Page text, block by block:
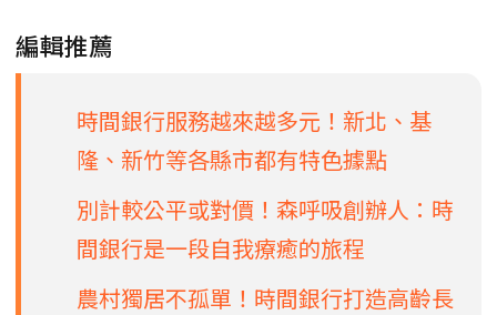
編輯推薦
時間銀行服務越來越多元！新北、基
隆、新竹等各縣市都有特色據點
別計較公平或對價！森呼吸創辦人：時
間銀行是一段自我療癒的旅程
農村獨居不孤單！時間銀行打造高齡長